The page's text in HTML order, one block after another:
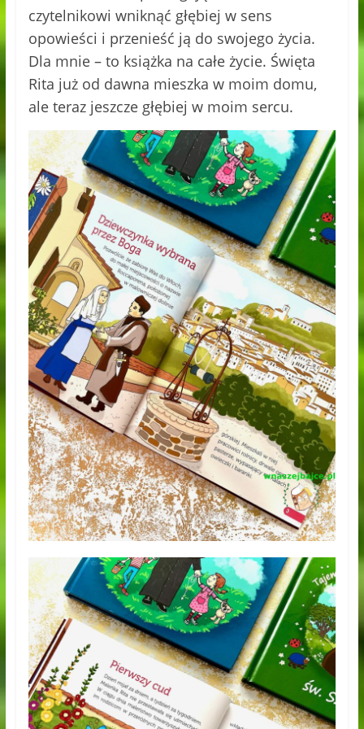
czytelnikowi wniknąć głębiej w sens
opowieści i przenieść ją do swojego życia.
Dla mnie – to książka na całe życie. Święta
Rita już od dawna mieszka w moim domu,
ale teraz jeszcze głębiej w moim sercu.